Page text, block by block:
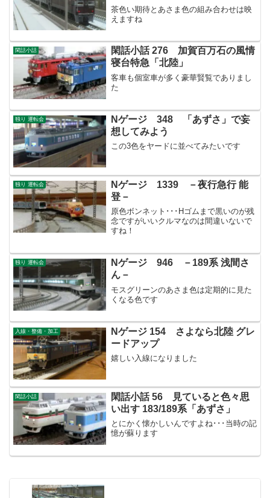
茶色い期待とあさま色の組み合わせは映
えますね
閑話小話
閑話小話 276 加賀百万石の風情
寝台特急「北陸」
客車も個室車が多く豪華賢覧でありまし
た
独り 運転会
Nゲージ 348 「あずさ」で妄
想してみよう
この3色をヤードに並べてみたいです
独り 運転会
Nゲージ 1339 －夜行急行 能
登－
原色ボンネット･･･Hゴムまで黒いのが残
念ですがいいクルマなのは間違いないで
すね！
独り 運転会
Nゲージ 946 －189系 浅間さ
ん－
モスグリーンのあさま色は定期的に見た
くなる色です
入線・整備・加工
Nゲージ 154 さよなら北陸 グレ
ードアップ
嬉しい入線になりました
閑話小話
閑話小話 56 見ていると色々思
い出す 183/189系「あずさ」
とにかく懐かしいんですよね･･･当時の記
憶が蘇ります